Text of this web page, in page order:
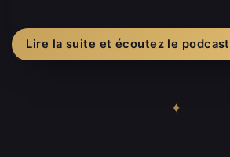
Lire la suite et écoutez le podcast
✦